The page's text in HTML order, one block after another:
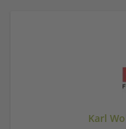
Karl